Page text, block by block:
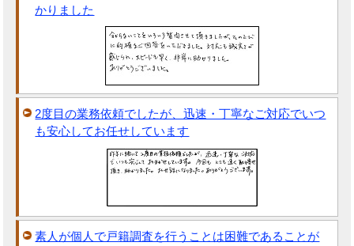
かりました
2度目の業務依頼でしたが、迅速・丁寧なご対応でいつ
も安心してお任せしています
素人が個人で戸籍調査を行うことは困難であることが